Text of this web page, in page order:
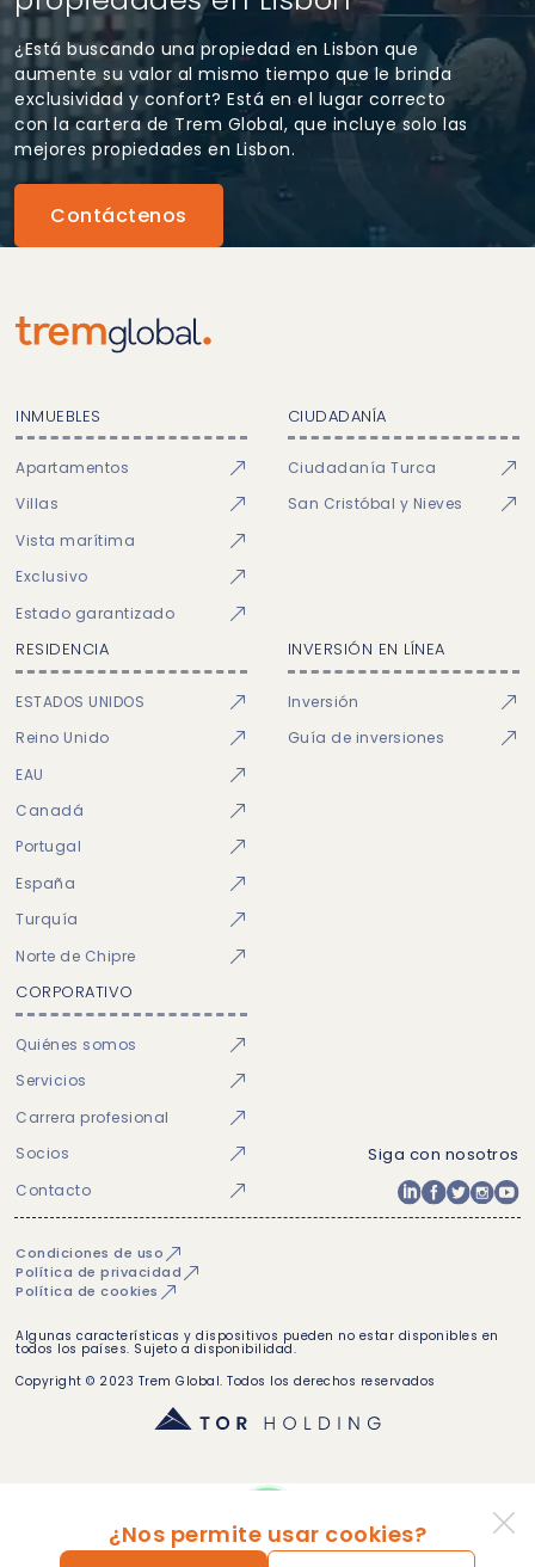
¿Está buscando una propiedad en Lisbon que
aumente su valor al mismo tiempo que le brinda
exclusividad y confort? Está en el lugar correcto
con la cartera de Trem Global, que incluye solo las
mejores propiedades en Lisbon.
Contáctenos
¿Nos permite usar cookies?
INMUEBLES
Apartamentos
Villas
Vista marítima
Exclusivo
Estado garantizado
CIUDADANÍA
Ciudadanía Turca
San Cristóbal y Nieves
RESIDENCIA
ESTADOS UNIDOS
Reino Unido
EAU
Canadá
Portugal
España
Turquía
Norte de Chipre
INVERSIÓN EN LÍNEA
Inversión
Guía de inversiones
CORPORATIVO
Quiénes somos
Servicios
Carrera profesional
Socios
Contacto
Siga con nosotros
Condiciones de uso
Política de privacidad
Política de cookies
Algunas características y dispositivos pueden no estar disponibles en
todos los países. Sujeto a disponibilidad.
Copyright © 2023 Trem Global. Todos los derechos reservados